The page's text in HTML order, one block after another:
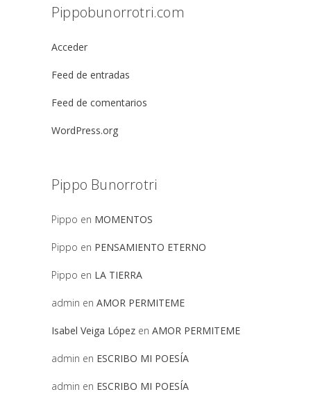
Pippobunorrotri.com
Acceder
Feed de entradas
Feed de comentarios
WordPress.org
Pippo Bunorrotri
Pippo en MOMENTOS
Pippo en PENSAMIENTO ETERNO
Pippo en LA TIERRA
admin en AMOR PERMITEME
Isabel Veiga López en AMOR PERMITEME
admin en ESCRIBO MI POESÍA
admin en ESCRIBO MI POESÍA